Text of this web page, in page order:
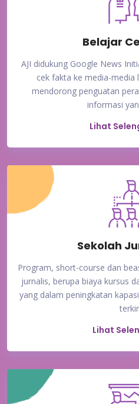
Belajar
AJI didukung Google News
cek fakta ke media-media
mendorong penguatan
informasi
Lihat
Sekolah
Program, short-course dan
jurnalis, berupa biaya kursus
yang dalam peningkatan
Lihat